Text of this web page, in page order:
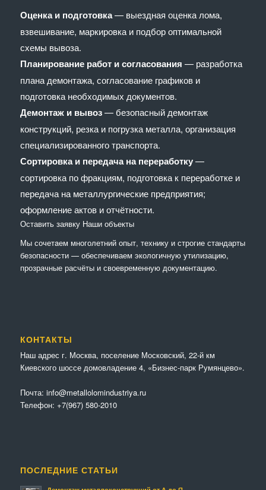
Оценка и подготовка— выездная оценка лома,
взвешивание, маркировка и подбор оптимальной
схемы вывоза.
Планирование работ и согласования — разработка
плана демонтажа, согласование графиков и
подготовка необходимых документов.
Демонтаж и вывоз— безопасный демонтаж
конструкций, резка и погрузка металла, организация
специализированного транспорта.
Сортировка и передача на переработку—
сортировка по фракциям, подготовка к переработке и
передача на металлургические предприятия;
оформление актов и отчётности.
Оставить заявку Наши объекты
Мы сочетaем многолетний опыт, технику и строгие стандарты
безопасности — обеспечиваем экологичную утилизацию,
прозрачные расчёты и своевременную документацию.
КОНТАКТЫ
Наш адрес г. Москва, поселение Московский, 22-й км
Киевского шоссе домовладение 4, «Бизнес-парк Румянцево».
Почта: info@metallolomindustriya.ru
Телефон: +7(967) 580-2010
ПОСЛЕДНИЕ СТАТЬИ